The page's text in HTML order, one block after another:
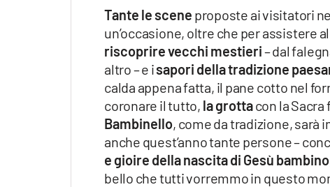
Tante le scene proposte ai visitatori
un’occasione, oltre che per assistere
riscoprire vecchi mestieri– dal
altro – e isapori della tradizione
calda appena fatta, il pane cotto nel
coronare il tutto, la grottacon la Sacra
Bambinello, come da tradizione, sarà
anche quest’anno tante persone –
e gioire della nascita di Gesù bambino
bello che tutti vorremmo in questo